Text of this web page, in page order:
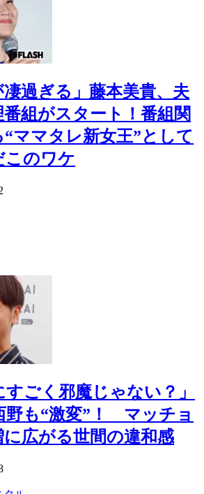
凄過ぎる」藤本美貴、夫
組がスタート！番組関
ママタレ新女王”として
このワケ
すごく邪魔じゃない？」
野も“激変”！ マッチョ
広がる世間の違和感